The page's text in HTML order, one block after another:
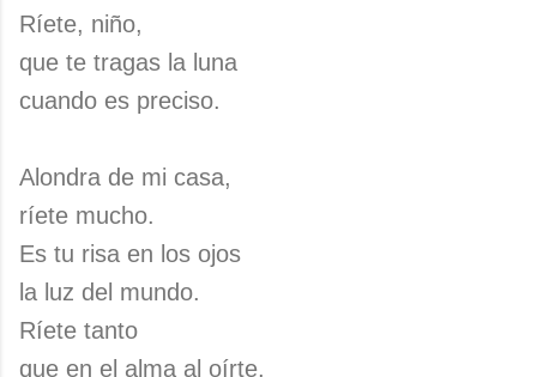
Ríete, niño,
que te tragas la luna
cuando es preciso.
Alondra de mi casa,
ríete mucho.
Es tu risa en los ojos
la luz del mundo.
Ríete tanto
que en el alma al oírte,